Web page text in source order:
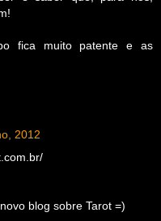
fica muito patente e as
2012
blog sobre Tarot =)